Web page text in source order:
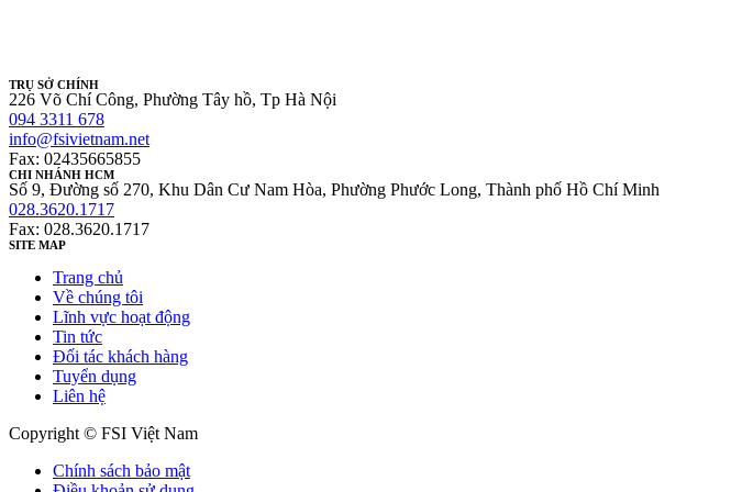
TRỤ SỞ CHÍNH
226 Võ Chí Công, Phường Tây hồ, Tp Hà Nội
094 3311 678
info@fsivietnam.net
Fax: 02435665855
CHI NHÁNH HCM
Số 9, Đường số 270, Khu Dân Cư Nam Hòa, Phường Phước Long, Thành phố Hồ Chí Minh
028.3620.1717
Fax: 028.3620.1717
SITE MAP
Trang chủ
Về chúng tôi
Lĩnh vực hoạt động
Tin tức
Đối tác khách hàng
Tuyển dụng
Liên hệ
Copyright © FSI Việt Nam
Chính sách bảo mật